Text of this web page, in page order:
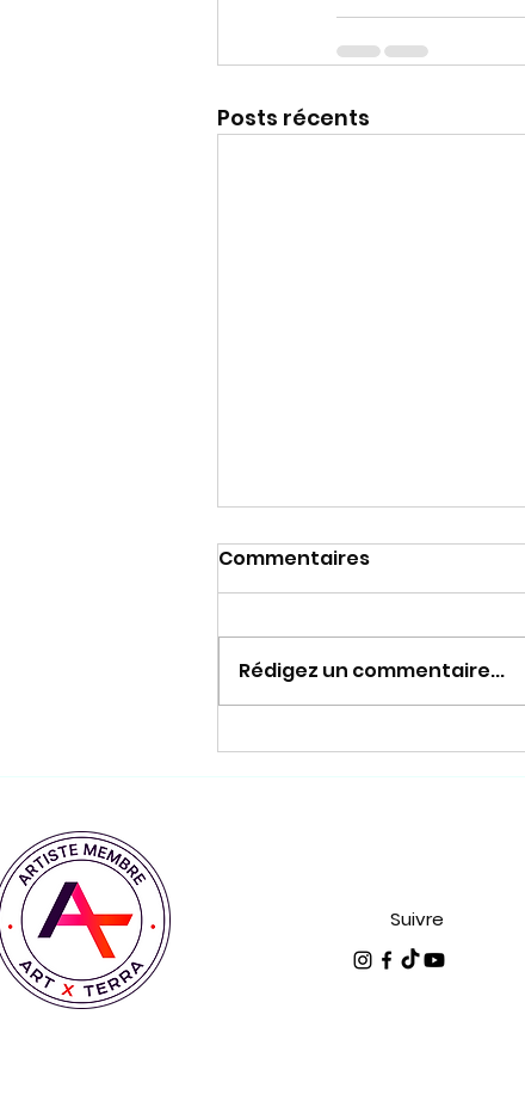
Posts récents
Commentaires
Rédigez un commentaire...
Suivre